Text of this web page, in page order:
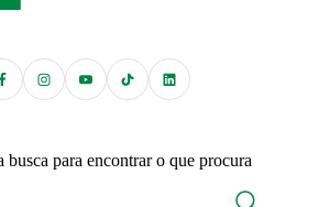
busca para encontrar o que procura